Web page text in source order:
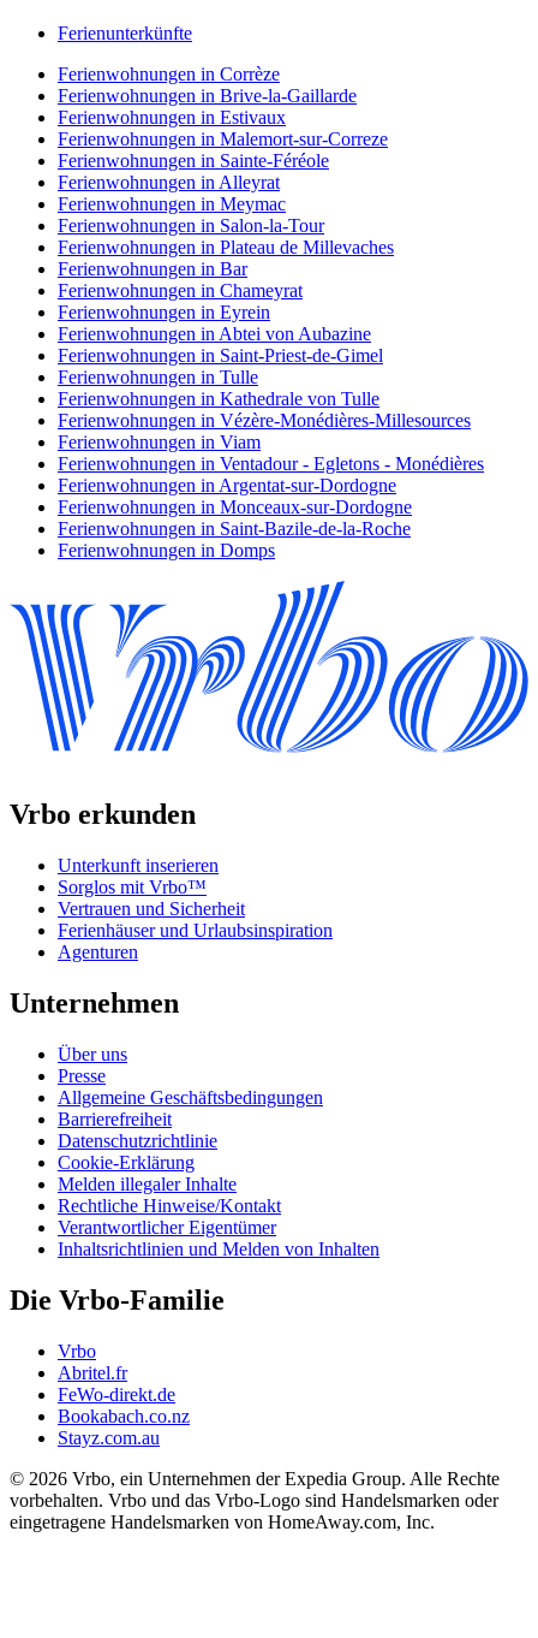
Ferienunterkünfte
Ferienwohnungen in Corrèze
Ferienwohnungen in Brive-la-Gaillarde
Ferienwohnungen in Estivaux
Ferienwohnungen in Malemort-sur-Correze
Ferienwohnungen in Sainte-Féréole
Ferienwohnungen in Alleyrat
Ferienwohnungen in Meymac
Ferienwohnungen in Salon-la-Tour
Ferienwohnungen in Plateau de Millevaches
Ferienwohnungen in Bar
Ferienwohnungen in Chameyrat
Ferienwohnungen in Eyrein
Ferienwohnungen in Abtei von Aubazine
Ferienwohnungen in Saint-Priest-de-Gimel
Ferienwohnungen in Tulle
Ferienwohnungen in Kathedrale von Tulle
Ferienwohnungen in Vézère-Monédières-Millesources
Ferienwohnungen in Viam
Ferienwohnungen in Ventadour - Egletons - Monédières
Ferienwohnungen in Argentat-sur-Dordogne
Ferienwohnungen in Monceaux-sur-Dordogne
Ferienwohnungen in Saint-Bazile-de-la-Roche
Ferienwohnungen in Domps
Vrbo erkunden
Unterkunft inserieren
Sorglos mit Vrbo™
Vertrauen und Sicherheit
Ferienhäuser und Urlaubsinspiration
Agenturen
Unternehmen
Über uns
Presse
Allgemeine Geschäftsbedingungen
Barrierefreiheit
Datenschutzrichtlinie
Cookie-Erklärung
Melden illegaler Inhalte
Rechtliche Hinweise/Kontakt
Verantwortlicher Eigentümer
Inhaltsrichtlinien und Melden von Inhalten
Die Vrbo-Familie
Vrbo
Abritel.fr
FeWo-direkt.de
Bookabach.co.nz
Stayz.com.au
© 2026 Vrbo, ein Unternehmen der Expedia Group. Alle Rechte
vorbehalten. Vrbo und das Vrbo-Logo sind Handelsmarken oder
eingetragene Handelsmarken von HomeAway.com, Inc.